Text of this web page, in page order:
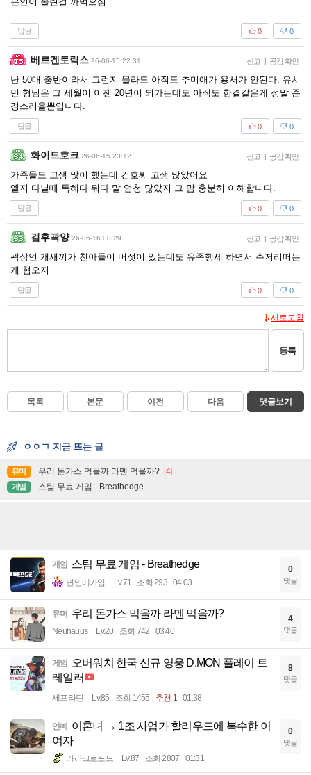
답글 0
0
베르겐토릭스 26-06-15 22:31 신고 | 공감 확인
난 50대 중반이라서 그런지 몰라도 아직도 추미애가 용서가 안된다. 유시
민 형님은 그 세월이 이젠 20년이 되가는데도 아직도 한결같은게 정말 존
경스러울뿐입니다.
답글 0
0
화이트호크 26-06-15 23:12 신고 | 공감 확인
가족들도 고생 많이 했는데 건호씨 고생 많았어요
엘지 다닐때 특혜다 뭐다 말 엄청 많았지 그 맘 충분히 이해합니다.
답글 0
0
검후곽양 26-06-16 08:29 신고 | 공감 확인
곽상언 개새끼가 친아들이 버젓이 있는데도 유족행세 하면서 주저리떠는
게 혐오지
답글 0
0
새로고침
등록
목록 본문 이전 다음 댓글보기
ㅇㅇㄱ 지금 뜨는 글
유머 우리 돈가스 먹을까 라멘 먹을까? [4]
게임 스팀 무료 게임 - Breathedge
게임 스팀 무료 게임 - Breathedge
년만에가입 Lv.71 조회 293 04:03
0
댓글
유머 우리 돈가스 먹을까 라멘 먹을까?
Neuhauus Lv.20 조회 742 03:40
4
댓글
게임
오버워치 한국 신규 영웅 D.MON 플레이 트
레일러
세프라딘 Lv.85 조회 1455 추천 1 01:38
8
댓글
연예
이혼녀 → 1조 사업가 할리우드에 복수한 이
여자
라라크로포드 Lv.87 조회 2807 01:31
0
댓글